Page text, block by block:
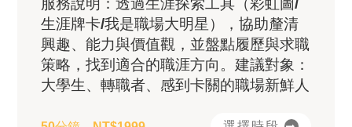
服務說明：透過生涯探索工具（彩虹圖/
生涯牌卡/我是職場大明星），協助釐清
興趣、能力與價值觀，並盤點履歷與求職
策略，找到適合的職涯方向。建議對象：
大學生、轉職者、感到卡關的職場新鮮人